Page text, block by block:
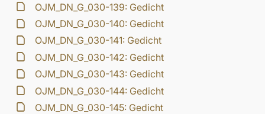
OJM_DN_G_030-139: Gedicht
OJM_DN_G_030-140: Gedicht
OJM_DN_G_030-141: Gedicht
OJM_DN_G_030-142: Gedicht
OJM_DN_G_030-143: Gedicht
OJM_DN_G_030-144: Gedicht
OJM_DN_G_030-145: Gedicht